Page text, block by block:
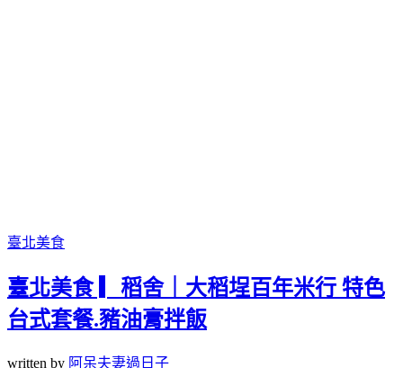
臺北美食
臺北美食 ▎稻舍｜大稻埕百年米行 特色
台式套餐.豬油膏拌飯
written by 阿呆夫妻過日子